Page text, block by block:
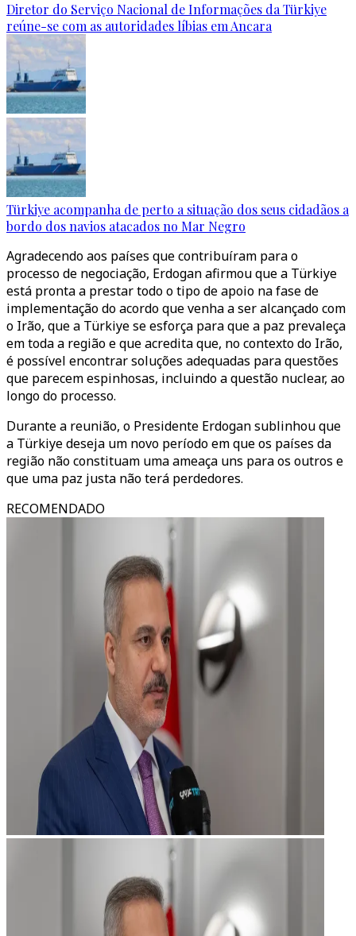
Diretor do Serviço Nacional de Informações da Türkiye
reúne-se com as autoridades líbias em Ancara
Türkiye acompanha de perto a situação dos seus cidadãos a
bordo dos navios atacados no Mar Negro
Agradecendo aos países que contribuíram para o
processo de negociação, Erdogan afirmou que a Türkiye
está pronta a prestar todo o tipo de apoio na fase de
implementação do acordo que venha a ser alcançado com
o Irão, que a Türkiye se esforça para que a paz prevaleça
em toda a região e que acredita que, no contexto do Irão,
é possível encontrar soluções adequadas para questões
que parecem espinhosas, incluindo a questão nuclear, ao
longo do processo.
Durante a reunião, o Presidente Erdogan sublinhou que
a Türkiye deseja um novo período em que os países da
região não constituam uma ameaça uns para os outros e
que uma paz justa não terá perdedores.
RECOMENDADO